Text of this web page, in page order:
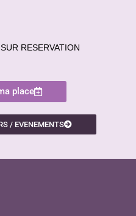
RESERVATION
place
/ EVENEMENTS